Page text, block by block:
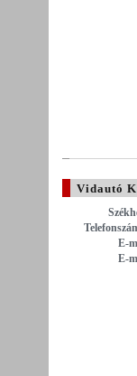
Vidautó
E-
E-